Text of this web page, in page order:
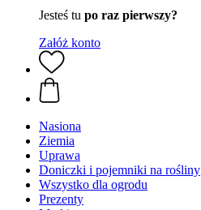
Jesteś tu po raz pierwszy?
Załóż konto
Nasiona
Ziemia
Uprawa
Doniczki i pojemniki na rośliny
Wszystko dla ogrodu
Prezenty